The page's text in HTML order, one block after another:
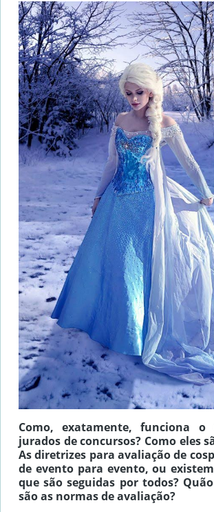
Como, exatamente, funciona o
jurados de concursos? Como eles
As diretrizes para avaliação de
de evento para evento, ou
que são seguidas por todos?
são as normas de avaliação?